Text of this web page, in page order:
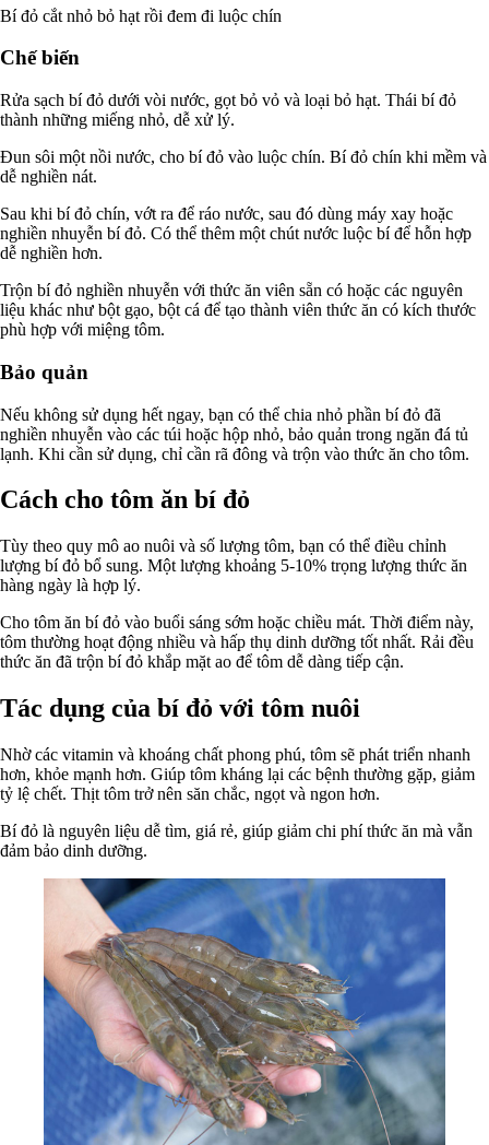
Bí đỏ cắt nhỏ bỏ hạt rồi đem đi luộc chín
Chế biến
Rửa sạch bí đỏ dưới vòi nước, gọt bỏ vỏ và loại bỏ hạt. Thái bí đỏ
thành những miếng nhỏ, dễ xử lý.
Đun sôi một nồi nước, cho bí đỏ vào luộc chín. Bí đỏ chín khi mềm và
dễ nghiền nát.
Sau khi bí đỏ chín, vớt ra để ráo nước, sau đó dùng máy xay hoặc
nghiền nhuyễn bí đỏ. Có thể thêm một chút nước luộc bí để hỗn hợp
dễ nghiền hơn.
Trộn bí đỏ nghiền nhuyễn với thức ăn viên sẵn có hoặc các nguyên
liệu khác như bột gạo, bột cá để tạo thành viên thức ăn có kích thước
phù hợp với miệng tôm.
Bảo quản
Nếu không sử dụng hết ngay, bạn có thể chia nhỏ phần bí đỏ đã
nghiền nhuyễn vào các túi hoặc hộp nhỏ, bảo quản trong ngăn đá tủ
lạnh. Khi cần sử dụng, chỉ cần rã đông và trộn vào thức ăn cho tôm.
Cách cho tôm ăn bí đỏ
Tùy theo quy mô ao nuôi và số lượng tôm, bạn có thể điều chỉnh
lượng bí đỏ bổ sung. Một lượng khoảng 5-10% trọng lượng thức ăn
hàng ngày là hợp lý.
Cho tôm ăn bí đỏ vào buổi sáng sớm hoặc chiều mát. Thời điểm này,
tôm thường hoạt động nhiều và hấp thụ dinh dưỡng tốt nhất. Rải đều
thức ăn đã trộn bí đỏ khắp mặt ao để tôm dễ dàng tiếp cận.
Tác dụng của bí đỏ với tôm nuôi
Nhờ các vitamin và khoáng chất phong phú, tôm sẽ phát triển nhanh
hơn, khỏe mạnh hơn. Giúp tôm kháng lại các bệnh thường gặp, giảm
tỷ lệ chết. Thịt tôm trở nên săn chắc, ngọt và ngon hơn.
Bí đỏ là nguyên liệu dễ tìm, giá rẻ, giúp giảm chi phí thức ăn mà vẫn
đảm bảo dinh dưỡng.